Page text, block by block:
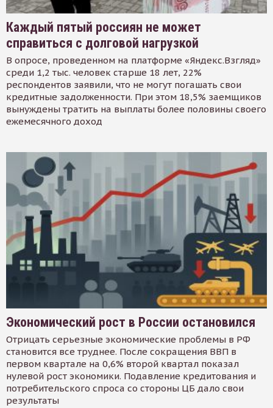
Каждый пятый россиян не может
справиться с долговой нагрузкой
В опросе, проведенном на платформе «Яндекс.Взгляд»
среди 1,2 тыс. человек старше 18 лет, 22%
респондентов заявили, что не могут погашать свои
кредитные задолженности. При этом 18,5% заемщиков
вынуждены тратить на выплаты более половины своего
ежемесячного доход
Экономический рост в России остановился
Отрицать серьезные экономические проблемы в РФ
становится все труднее. После сокращения ВВП в
первом квартале на 0,6% второй квартал показал
нулевой рост экономики. Подавление кредитования и
потребительского спроса со стороны ЦБ дало свои
результаты